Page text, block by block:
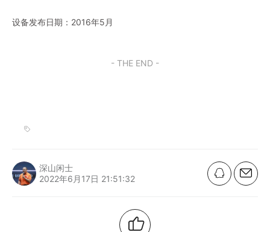
设备发布日期：2016年5月
- THE END -
深山闲士
2022年6月17日 21:51:32